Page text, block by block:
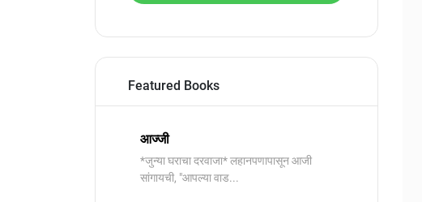
Featured Books
आज्जी
*जुन्या घराचा दरवाजा* लहानपणापासून आजी
सांगायची, "आपल्या वाड...